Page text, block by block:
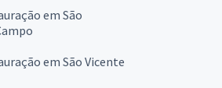
em São
em São Vicente